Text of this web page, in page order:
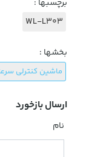
برچسبها :
WL-L303
بخشها :
ماشین کنترلی
ارسال بازخورد
نام